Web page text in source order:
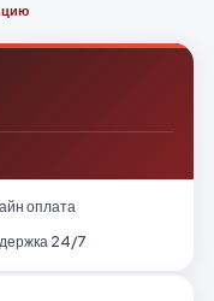
оплата
24/7